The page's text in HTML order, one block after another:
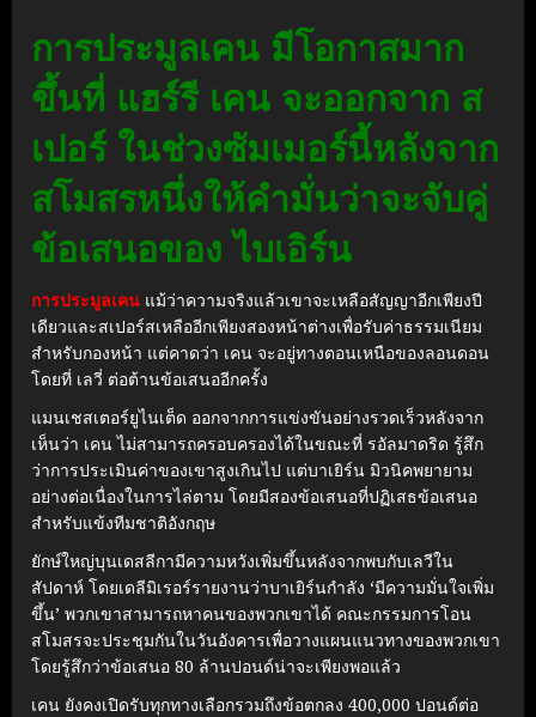
การประมูลเคน มีโอกาสมาก
ขึ้นที่ แฮร์รี เคน จะออกจาก ส
เปอร์ ในช่วงซัมเมอร์นี้หลังจาก
สโมสรหนึ่งให้คำมั่นว่าจะจับคู่
ข้อเสนอของ ไบเอิร์น
การประมูลเคน แม้ว่าความจริงแล้วเขาจะเหลือสัญญาอีกเพียงปี
เดียวและสเปอร์สเหลืออีกเพียงสองหน้าต่างเพื่อรับค่าธรรมเนียม
สำหรับกองหน้า แต่คาดว่า เคน จะอยู่ทางตอนเหนือของลอนดอน
โดยที่ เลวี่ ต่อต้านข้อเสนออีกครั้ง
แมนเชสเตอร์ยูไนเต็ด ออกจากการแข่งขันอย่างรวดเร็วหลังจาก
เห็นว่า เคน ไม่สามารถครอบครองได้ในขณะที่ รอัลมาดริด รู้สึก
ว่าการประเมินค่าของเขาสูงเกินไป แต่บาเยิร์น มิวนิคพยายาม
อย่างต่อเนื่องในการไล่ตาม โดยมีสองข้อเสนอที่ปฏิเสธข้อเสนอ
สำหรับแข้งทีมชาติอังกฤษ
ยักษ์ใหญ่บุนเดสลีกามีความหวังเพิ่มขึ้นหลังจากพบกับเลวีใน
สัปดาห์ โดยเดลีมิเรอร์รายงานว่าบาเยิร์นกำลัง ‘มีความมั่นใจเพิ่ม
ขึ้น’ พวกเขาสามารถหาคนของพวกเขาได้ คณะกรรมการโอน
สโมสรจะประชุมกันในวันอังคารเพื่อวางแผนแนวทางของพวกเขา
โดยรู้สึกว่าข้อเสนอ 80 ล้านปอนด์น่าจะเพียงพอแล้ว
เคน ยังคงเปิดรับทุกทางเลือกรวมถึงข้อตกลง 400,000 ปอนด์ต่อ